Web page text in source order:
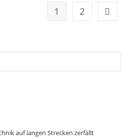
1 2 Zur
auf langen Strecken zerfällt